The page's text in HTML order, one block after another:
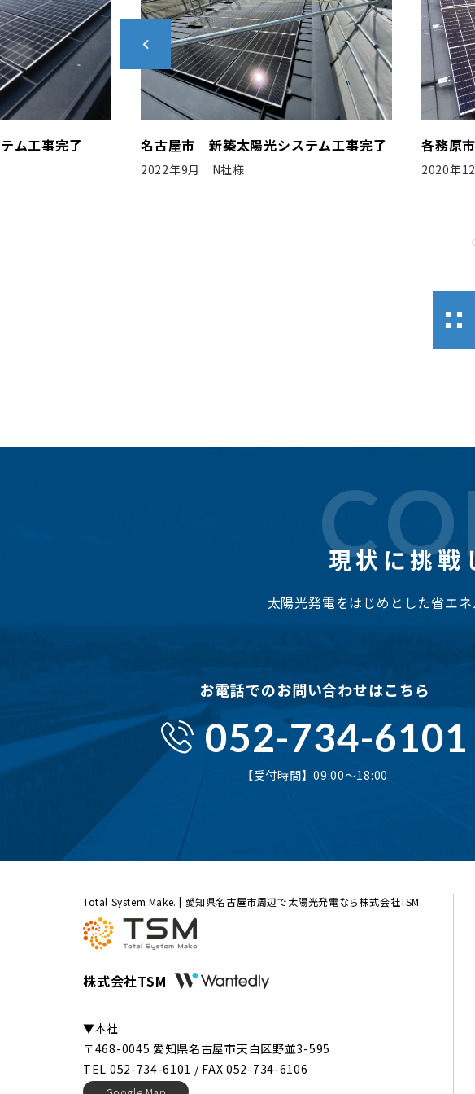
名古屋市 新築太陽光システム工事完了 各務原市 新築太陽光シ
2020年12月 Y工務店様
現状に挑戦
太陽光発電をはじめとした省エ
お電話でのお問い合わせはこちら
052-734-6101
【受付時間】09:00〜18:00
Total System Make. | 愛知県名古屋市周辺で太陽光発電なら株式会社TSM
株式会社TSM
▼本社
〒468-0045 愛知県名古屋市天白区野並3-595
TEL 052-734-6101 / FAX 052-734-6106